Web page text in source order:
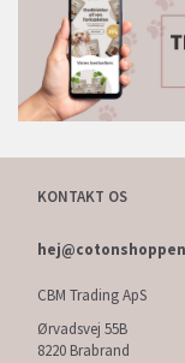
KONTAKT OS
CBM Trading ApS
Ørvadsvej 55B
8220 Brabrand